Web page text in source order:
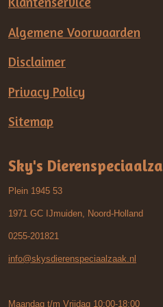
Algemene Voorwaarden
Disclaimer
Privacy Policy
Sitemap
Sky's
Plein 1945 53
1971 GC IJmuiden, Noord-Holland
0255-201821
info@skysdierenspeciaalzaak.nl
Maandag t/m Vrijdag 10:00-18:00